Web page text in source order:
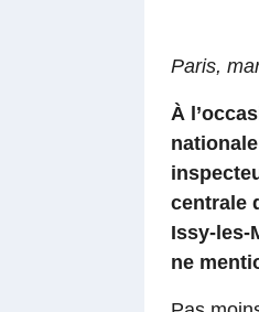
Paris,
À
centrale
Issy-les-
ne